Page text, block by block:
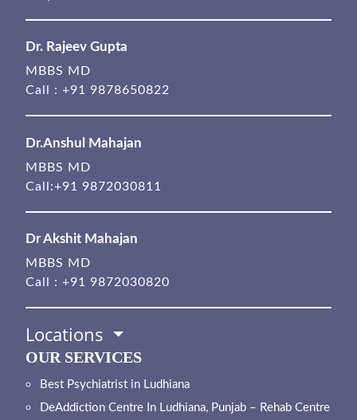
Dr. Rajeev Gupta
MBBS MD
Call : +91 9878650822
Dr.Anshul Mahajan
MBBS MD
Call:+91 9872030811
Dr Akshit Mahajan
MBBS MD
Call : +91 9872030820
Locations
OUR SERVICES
Best Psychiatrist in Ludhiana
DeAddiction Centre In Ludhiana, Punjab – Rehab Centre